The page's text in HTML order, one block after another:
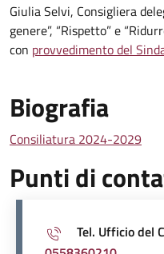
Giulia Selvi, Consigliera
genere”, “Rispetto” e
con provvedimento del
Biografia
Consiliatura 2024-2029
Punti di
Tel. Ufficio del